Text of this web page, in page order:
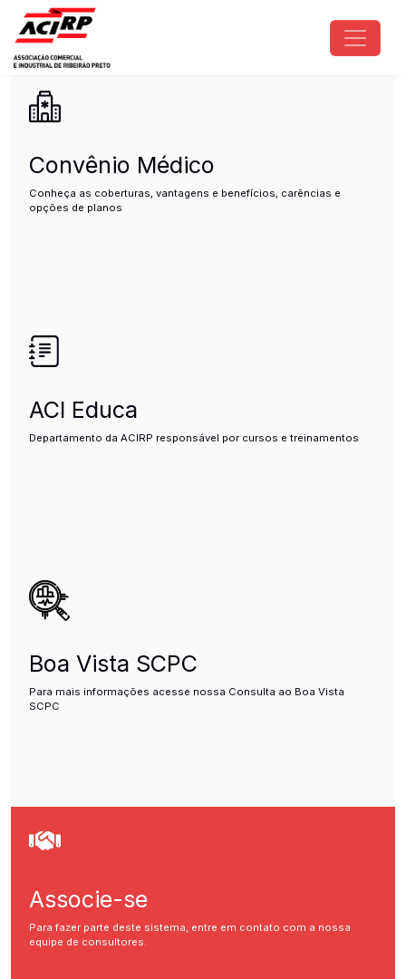
Pular para o conteúdo principal
ACIRP - Associação Comercial
Convênio Médico
Conheça as coberturas, vantagens e benefícios, carências e
opções de planos
ACI Educa
Departamento da ACIRP responsável por cursos e treinamentos
Boa Vista SCPC
Para mais informações acesse nossa Consulta ao Boa Vista
SCPC
Associe-se
Para fazer parte deste sistema, entre em contato com a nossa
equipe de consultores.